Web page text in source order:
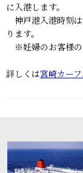
に入港します。
神戸港入港時刻
ります。
※妊婦のお客様の
詳しくは宮崎カー